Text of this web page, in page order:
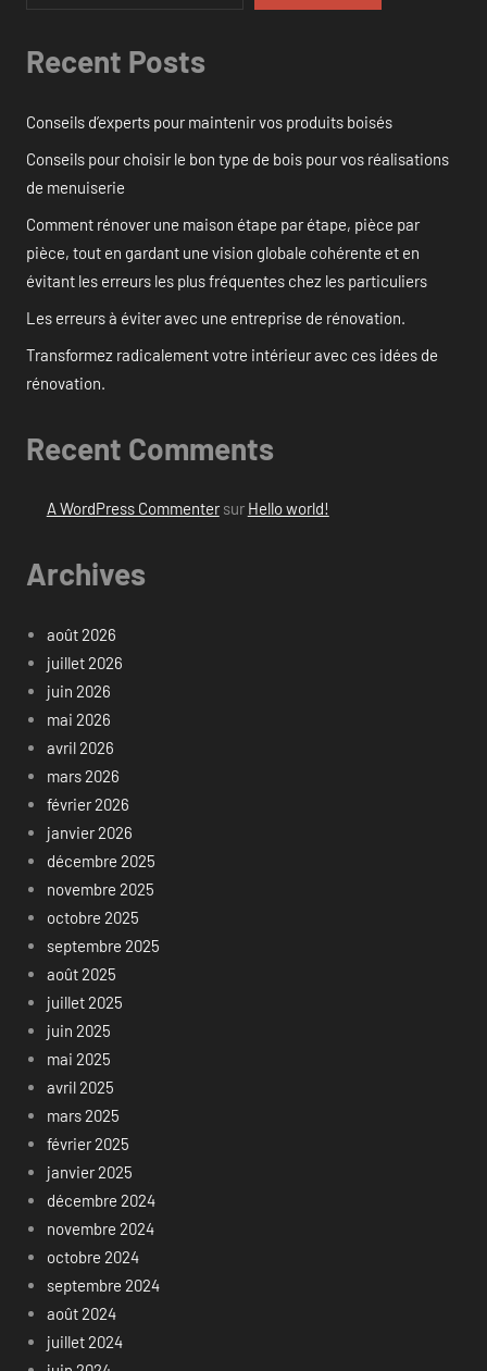
Recent Posts
Conseils d’experts pour maintenir vos produits boisés
Conseils pour choisir le bon type de bois pour vos réalisations
de menuiserie
Comment rénover une maison étape par étape, pièce par
pièce, tout en gardant une vision globale cohérente et en
évitant les erreurs les plus fréquentes chez les particuliers
Les erreurs à éviter avec une entreprise de rénovation.
Transformez radicalement votre intérieur avec ces idées de
rénovation.
Recent Comments
A WordPress Commentersur Hello world!
Archives
août 2026
juillet 2026
juin 2026
mai 2026
avril 2026
mars 2026
février 2026
janvier 2026
décembre 2025
novembre 2025
octobre 2025
septembre 2025
août 2025
juillet 2025
juin 2025
mai 2025
avril 2025
mars 2025
février 2025
janvier 2025
décembre 2024
novembre 2024
octobre 2024
septembre 2024
août 2024
juillet 2024